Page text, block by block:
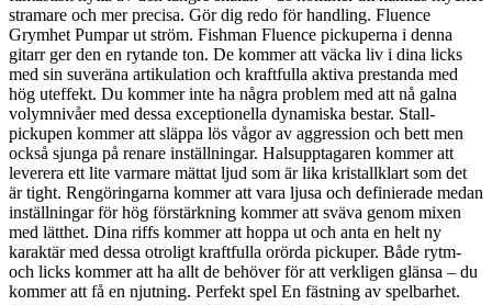
stramare och mer precisa. Gör dig redo för handling. Fluence
Grymhet Pumpar ut ström. Fishman Fluence pickuperna i denna
gitarr ger den en rytande ton. De kommer att väcka liv i dina licks
med sin suveräna artikulation och kraftfulla aktiva prestanda med
hög uteffekt. Du kommer inte ha några problem med att nå galna
volymnivåer med dessa exceptionella dynamiska bestar. Stall-
pickupen kommer att släppa lös vågor av aggression och bett men
också sjunga på renare inställningar. Halsupptagaren kommer att
leverera ett lite varmare mättat ljud som är lika kristallklart som det
är tight. Rengöringarna kommer att vara ljusa och definierade medan
inställningar för hög förstärkning kommer att sväva genom mixen
med lätthet. Dina riffs kommer att hoppa ut och anta en helt ny
karaktär med dessa otroligt kraftfulla orörda pickuper. Både rytm-
och licks kommer att ha allt de behöver för att verkligen glänsa – du
kommer att få en njutning. Perfekt spel En fästning av spelbarhet.